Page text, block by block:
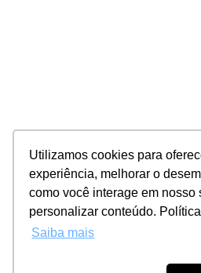
Utilizamos cookies para
experiência, melhorar o
como você interage em nosso
personalizar conteúdo.
Saiba mais